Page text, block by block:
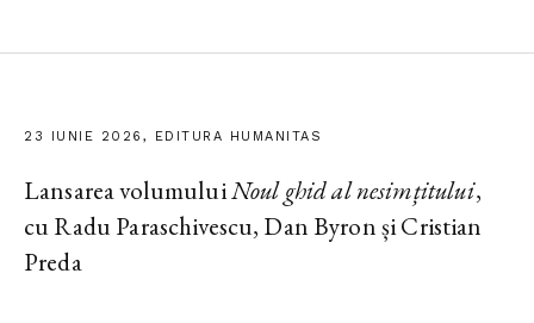
23 IUNIE 2026, EDITURA HUMANITAS
Lansarea volumuluiNoul ghid al nesimțitului,
cu Radu Paraschivescu, Dan Byron și Cristian
Preda